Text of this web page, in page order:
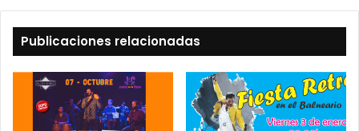
Publicaciones relacionadas